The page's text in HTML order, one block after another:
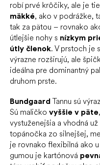
robí prvé krôčiky, ale je
mäkké, ako v podrážke,
tak za pätou – rovnako
útlejšie nohy s nízkym
útly členok. V prstoch je
výrazne rozširujú, ale
ideálna pre dominantný
druhom prste.
Bundgaard Tannu sú
Sú maličko vyššie v päte
vystuženejšia a vhodná
topánočka zo silnejšej,
je rovnako flexibilná ako
gumou je kartónová